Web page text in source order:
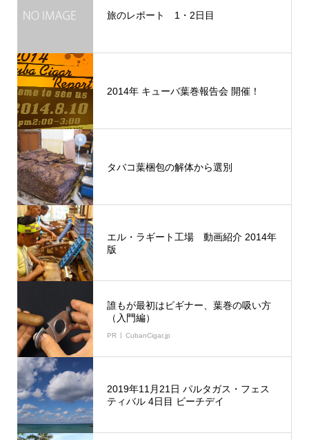
旅のレポート 1・2日目
2014年 キューバ葉巻報告会 開催！
タバコ葉梱包の解体から選別
エル・ラギート工場 動画紹介 2014年
版
誰もが最初はビギナー、葉巻の吸い方
（入門編）
PR CubanCigar.jp
2019年11月21日 パルタガス・フェス
ティバル 4日目 ビーチデイ